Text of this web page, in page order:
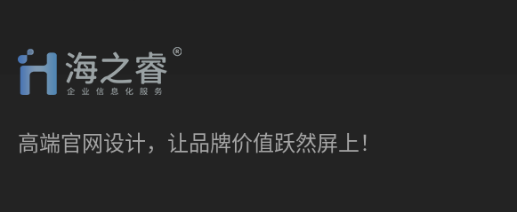
高端官网设计，让品牌价值跃然屏上！